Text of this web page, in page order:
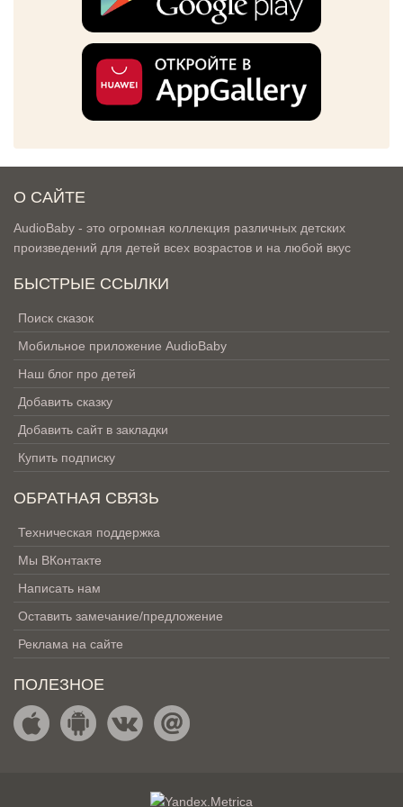
О САЙТЕ
AudioBaby - это огромная коллекция различных детских
произведений для детей всех возрастов и на любой вкус
БЫСТРЫЕ ССЫЛКИ
Поиск сказок
Мобильное приложение AudioBaby
Наш блог про детей
Добавить сказку
Добавить сайт в закладки
Купить подписку
ОБРАТНАЯ СВЯЗЬ
Техническая поддержка
Мы ВКонтакте
Написать нам
Оставить замечание/предложение
Реклама на сайте
ПОЛЕЗНОЕ